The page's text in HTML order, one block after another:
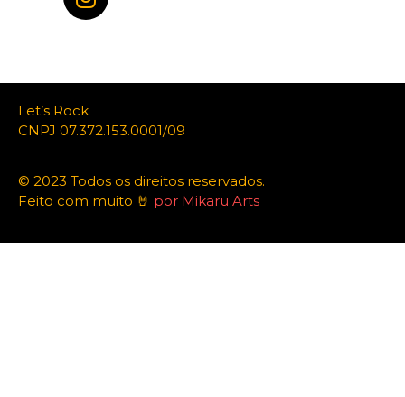
Let’s Rock
CNPJ 07.372.153.0001/09
© 2023 Todos os direitos reservados.
Feito com muito 🤘 por Mikaru Arts